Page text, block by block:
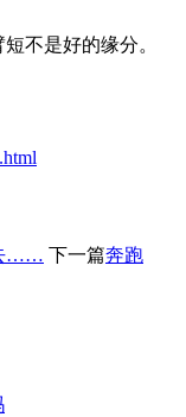
不是好的缘分。
…… 下一篇奔跑